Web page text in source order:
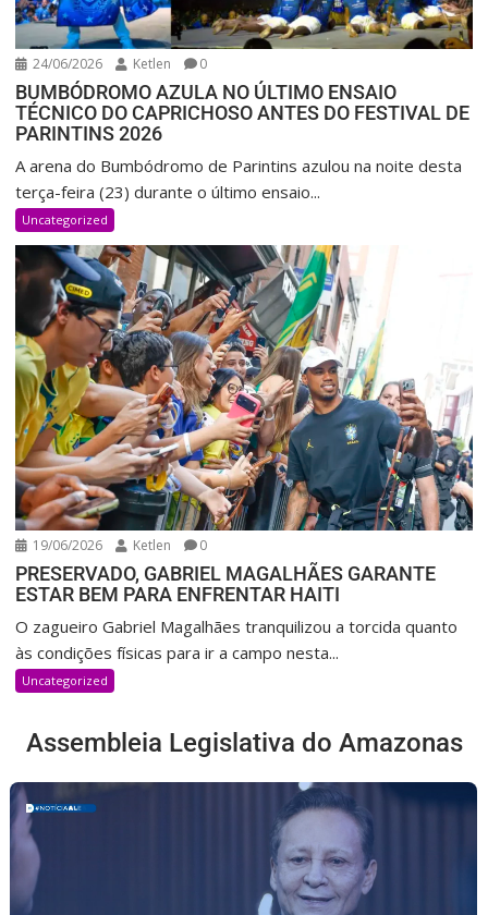
24/06/2026 Ketlen 0
BUMBÓDROMO AZULA NO ÚLTIMO ENSAIO
TÉCNICO DO CAPRICHOSO ANTES DO FESTIVAL DE
PARINTINS 2026
A arena do Bumbódromo de Parintins azulou na noite desta
terça-feira (23) durante o último ensaio...
Uncategorized
19/06/2026 Ketlen 0
PRESERVADO, GABRIEL MAGALHÃES GARANTE
ESTAR BEM PARA ENFRENTAR HAITI
O zagueiro Gabriel Magalhães tranquilizou a torcida quanto
às condições físicas para ir a campo nesta...
Uncategorized
Assembleia Legislativa do Amazonas